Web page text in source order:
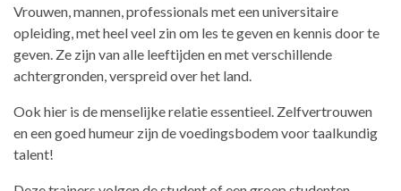
Vrouwen, mannen, professionals met een universitaire
opleiding, met heel veel zin om les te geven en kennis door te
geven. Ze zijn van alle leeftijden en met verschillende
achtergronden, verspreid over het land.
Ook hier is de menselijke relatie essentieel. Zelfvertrouwen
en een goed humeur zijn de voedingsbodem voor taalkundig
talent!